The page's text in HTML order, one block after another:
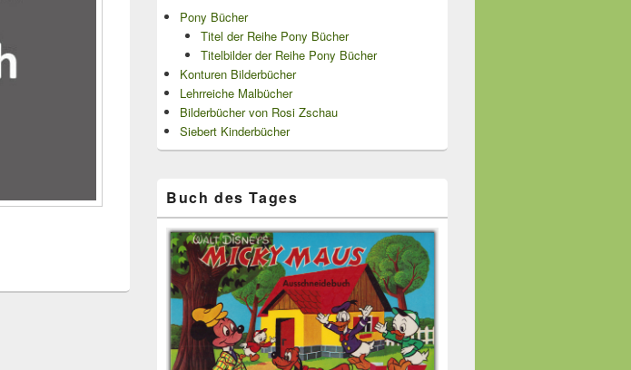
Pony Bücher
Titel der Reihe Pony Bücher
Titelbilder der Reihe Pony Bücher
Konturen Bilderbücher
Lehrreiche Malbücher
Bilderbücher von Rosi Zschau
Siebert Kinderbücher
Buch des Tages